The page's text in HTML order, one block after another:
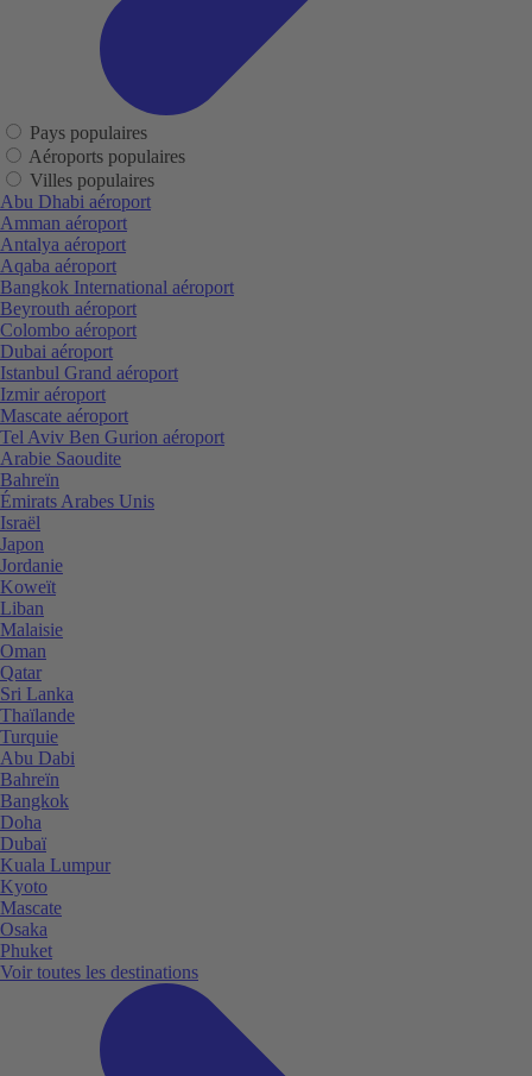
Pays populaires
Aéroports populaires
Villes populaires
Abu Dhabi aéroport
Amman aéroport
Antalya aéroport
Aqaba aéroport
Bangkok International aéroport
Beyrouth aéroport
Colombo aéroport
Dubai aéroport
Istanbul Grand aéroport
Izmir aéroport
Mascate aéroport
Tel Aviv Ben Gurion aéroport
Arabie Saoudite
Bahreïn
Émirats Arabes Unis
Israël
Japon
Jordanie
Koweït
Liban
Malaisie
Oman
Qatar
Sri Lanka
Thaïlande
Turquie
Abu Dabi
Bahreïn
Bangkok
Doha
Dubaï
Kuala Lumpur
Kyoto
Mascate
Osaka
Phuket
Voir toutes les destinations